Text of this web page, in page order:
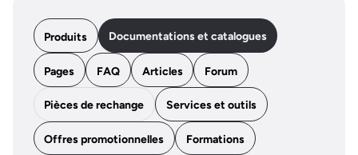
Produits Documentations et catalogues
Pages FAQ Articles Forum
Pièces de rechange Services et outils
Offres promotionnelles Formations